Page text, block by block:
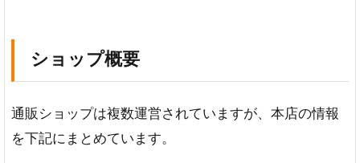
実
は
こ
ショップ概要
通販ショップは複数運営されていますが、本店の情報
を下記にまとめています。